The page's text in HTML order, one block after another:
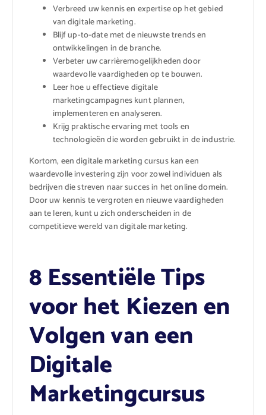
Verbreed uw kennis en expertise op het gebied
van digitale marketing.
Blijf up-to-date met de nieuwste trends en
ontwikkelingen in de branche.
Verbeter uw carrièremogelijkheden door
waardevolle vaardigheden op te bouwen.
Leer hoe u effectieve digitale
marketingcampagnes kunt plannen,
implementeren en analyseren.
Krijg praktische ervaring met tools en
technologieën die worden gebruikt in de industrie.
Kortom, een digitale marketing cursus kan een
waardevolle investering zijn voor zowel individuen als
bedrijven die streven naar succes in het online domein.
Door uw kennis te vergroten en nieuwe vaardigheden
aan te leren, kunt u zich onderscheiden in de
competitieve wereld van digitale marketing.
8 Essentiële Tips
voor het Kiezen en
Volgen van een
Digitale
Marketingcursus